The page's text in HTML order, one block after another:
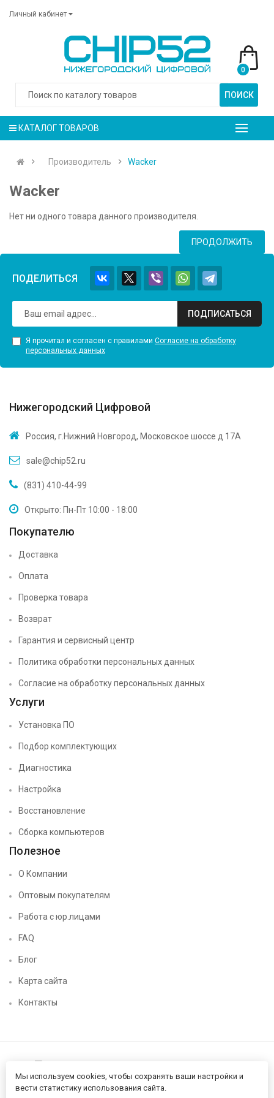
Личный кабинет
ПОИСК
0
КАТАЛОГ ТОВАРОВ
Производитель Wacker
Wacker
Нет ни одного товара данного производителя.
ПРОДОЛЖИТЬ
ПОДЕЛИТЬСЯ
ПОДПИСАТЬСЯ
Я прочитал и согласен с правилами Согласие на обработку
персональных данных
Нижегородский Цифровой
Россия, г.Нижний Новгород, Московское шоссе д 17А
sale@chip52.ru
(831) 410-44-99
Открыто: Пн-Пт 10:00 - 18:00
Покупателю
Доставка
Оплата
Проверка товара
Возврат
Гарантия и сервисный центр
Политика обработки персональных данных
Согласие на обработку персональных данных
Услуги
Установка ПО
Подбор комплектующих
Диагностика
Настройка
Восстановление
Сборка компьютеров
Полезное
О Компании
Оптовым покупателям
Работа с юр.лицами
FAQ
Блог
Карта сайта
Контакты
Мы используем cookies, чтобы сохранять ваши настройки и
вести статистику использования сайта.